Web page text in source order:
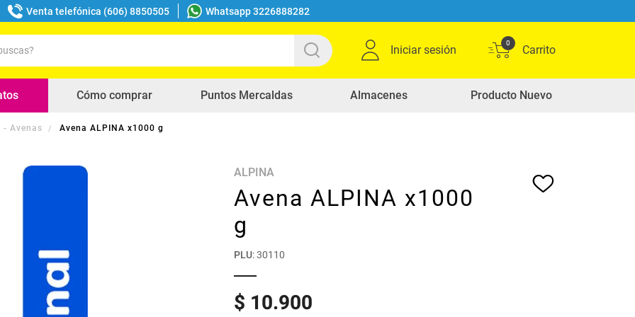
Venta telefónica (606) 8850505 Whatsapp 3226888282
Iniciar sesión
0
Cómo comprar Puntos Mercaldas Almacenes Producto Nuevo
- Avenas Avena ALPINA x1000 g
ALPINA
Avena ALPINA x1000
g
PLU:30110
$ 10.900
buscados